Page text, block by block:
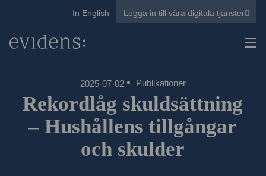
In English Logga in till våra digitala tjänster
2025-07-02 Publikationer
Rekordlåg skuldsättning
– Hushållens tillgångar
och skulder